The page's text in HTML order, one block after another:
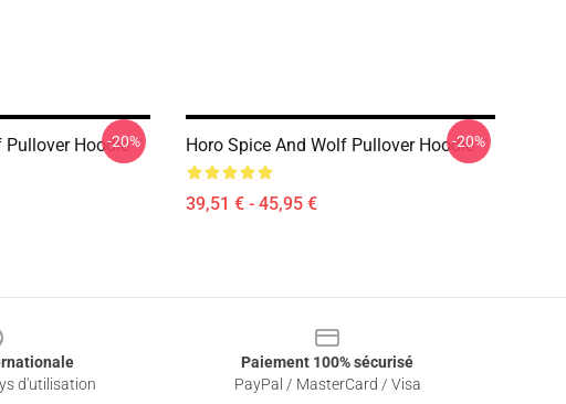
Pullover Hoodie
-20% Horo Spice And Wolf Pullover Hoodie
39,51 € - 45,95 €
-20%
d'utilisation
Paiement 100% sécurisé
PayPal / MasterCard / Visa